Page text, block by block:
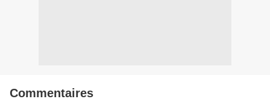
Commentaires